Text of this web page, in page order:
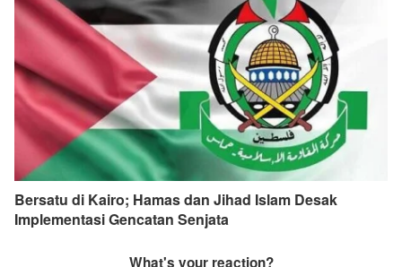
Bersatu di Kairo; Hamas dan Jihad Islam Desak
Implementasi Gencatan Senjata